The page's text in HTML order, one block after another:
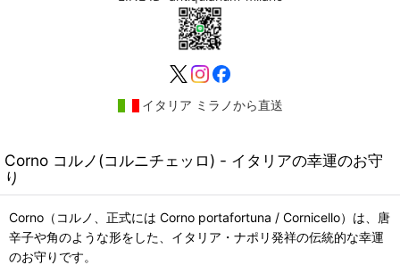
イタリア ミラノから直送
Corno コルノ(コルニチェッロ) - イタリアの幸運のお守
り
Corno（コルノ、正式には Corno portafortuna / Cornicello）は、唐
辛子や角のような形をした、イタリア・ナポリ発祥の伝統的な幸運
のお守りです。